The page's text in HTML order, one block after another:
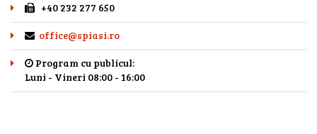
+40 232 277 650
office@spiasi.ro
Program cu publicul:
Luni - Vineri 08:00 - 16:00